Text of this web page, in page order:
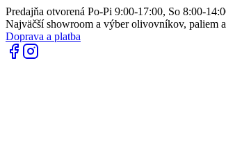
Predajňa otvorená Po-Pi 9:00-17:00, So 8:00-
Najväčší showroom a výber olivovníkov, paliem
Doprava a platba